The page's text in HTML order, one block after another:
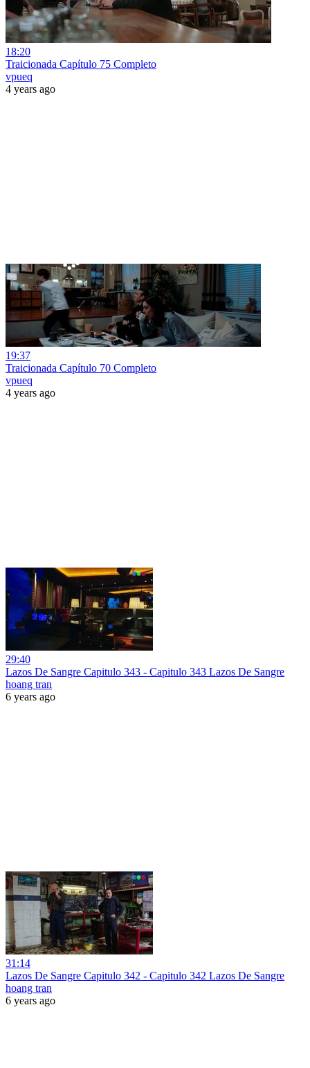
18:20
Traicionada Capítulo 75 Completo
vpueq
4 years ago
19:37
Traicionada Capítulo 70 Completo
vpueq
4 years ago
29:40
Lazos De Sangre Capitulo 343 - Capitulo 343 Lazos De Sangre
hoang tran
6 years ago
31:14
Lazos De Sangre Capitulo 342 - Capitulo 342 Lazos De Sangre
hoang tran
6 years ago